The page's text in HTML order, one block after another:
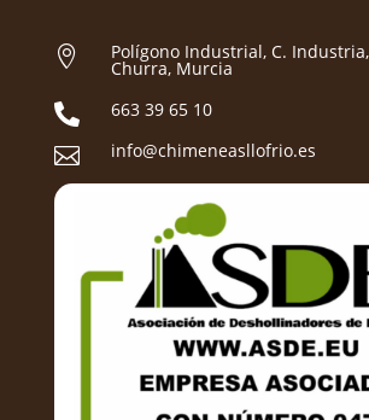
 Polígono Industrial, C.
Churra, Murcia
 663 39 65 10
 info@chimeneasllofrio.es